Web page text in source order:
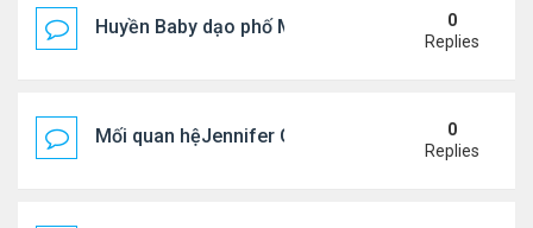
Huyền Baby dạo phố Mỹ
0
Replies
Mối quan hệJennifer Garner và mẹ chồng cũ
0
Replies